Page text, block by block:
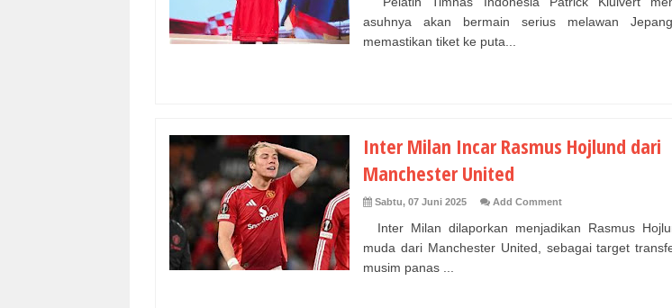
asuhnya akan bermain serius melawan
memastikan tiket ke puta...
Inter Milan Incar Rasmus Hojlund dari
Manchester United
Sabtu, 07 Juni 2025 Add Comment
Inter Milan dilaporkan menjadikan Rasmus
muda dari Manchester United, sebagai target
musim panas ...